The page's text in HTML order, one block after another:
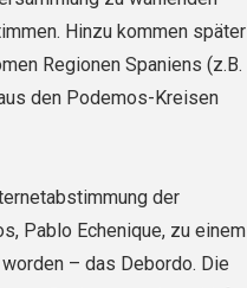
Hinzu kommen später
Regionen Spaniens (z.B.
den Podemos-Kreisen
der
Pablo Echenique, zu einem
– das Debordo. Die